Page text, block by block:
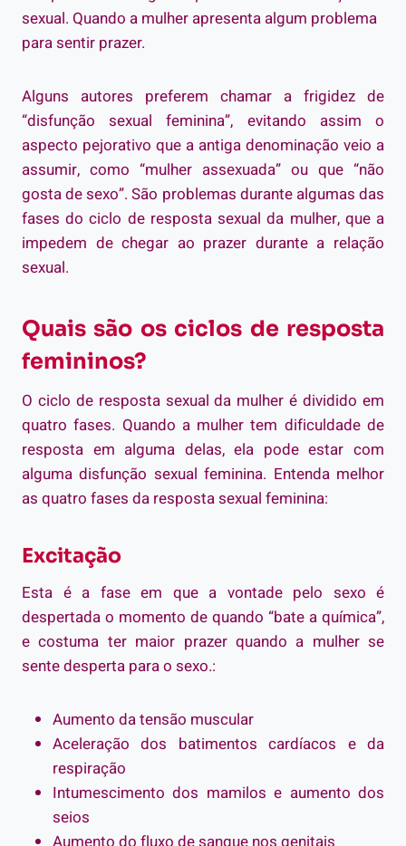
sexual. Quando a mulher apresenta algum problema
para sentir prazer.
Alguns autores preferem chamar a frigidez de
“disfunção sexual feminina”, evitando assim o
aspecto pejorativo que a antiga denominação veio a
assumir, como “mulher assexuada” ou que “não
gosta de sexo”. São problemas durante algumas das
fases do ciclo de resposta sexual da mulher, que a
impedem de chegar ao prazer durante a relação
sexual.
Quais são os ciclos de resposta
femininos?
O ciclo de resposta sexual da mulher é dividido em
quatro fases. Quando a mulher tem dificuldade de
resposta em alguma delas, ela pode estar com
alguma disfunção sexual feminina. Entenda melhor
as quatro fases da resposta sexual feminina:
Excitação
Esta é a fase em que a vontade pelo sexo é
despertada o momento de quando “bate a química”,
e costuma ter maior prazer quando a mulher se
sente desperta para o sexo.:
Aumento da tensão muscular
Aceleração dos batimentos cardíacos e da
respiração
Intumescimento dos mamilos e aumento dos
seios